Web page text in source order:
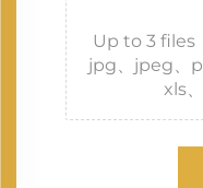
Up to 3
jpg、jpeg、
xls